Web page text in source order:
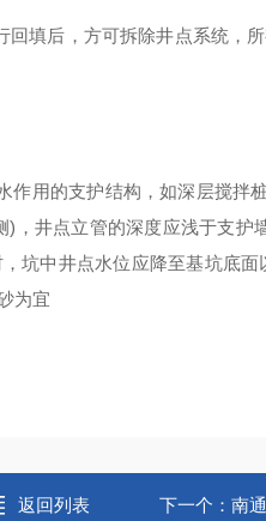
填后，方可拆除井点系统，
用的支护结构，如深层搅拌
，井点立管的深度应浅于支护
坑中井点水位应降至基坑底
为宜
返回列表 下一个： 南